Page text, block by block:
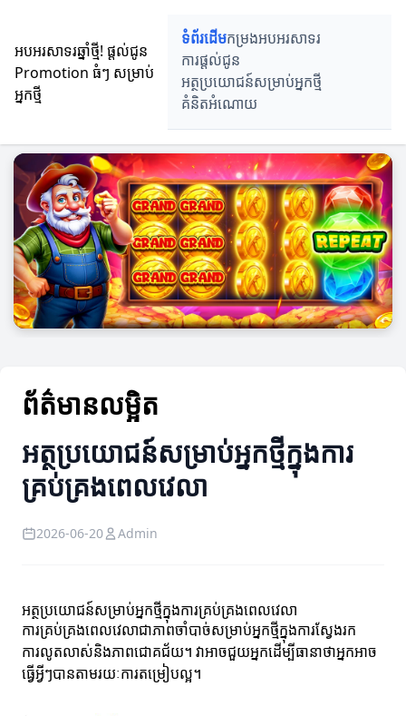
អបអរសាទរឆ្នាំថ្មី! ផ្តល់ជូន
Promotion ធំៗ សម្រាប់
អ្នកថ្មី
ទំព័រដើមកម្រងអបអរសាទរ
ការផ្តល់ជូន
អត្ថប្រយោជន៍សម្រាប់អ្នកថ្មី
គំនិតអំណោយ
ព័ត៌មានលម្អិត
អត្ថប្រយោជន៍សម្រាប់អ្នកថ្មីក្នុងការ
គ្រប់គ្រងពេលវេលា
2026-06-20 Admin
អត្ថប្រយោជន៍សម្រាប់អ្នកថ្មីក្នុងការគ្រប់គ្រងពេលវេលា
ការគ្រប់គ្រងពេលវេលាជាភាពចាំបាច់សម្រាប់អ្នកថ្មីក្នុងការស្វែងរក
ការលូតលាស់និងភាពជោគជ័យ។ វាអាចជួយអ្នកដើម្បីធានាថាអ្នកអាច
ធ្វើអ្វីៗបានតាមរយៈការតម្រៀបល្អ។